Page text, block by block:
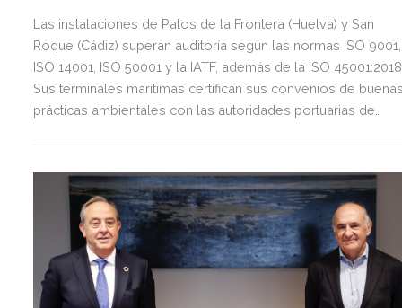
Las instalaciones de Palos de la Frontera (Huelva) y San
Roque (Cádiz) superan auditoría según las normas ISO 9001,
ISO 14001, ISO 50001 y la IATF, además de la ISO
Sus terminales marítimas certifican sus convenios de
prácticas ambientales con las autoridades portuarias de